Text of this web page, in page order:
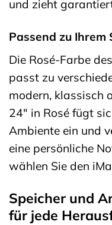
und zieht
Passend zu Ihrem
Die Rosé-Farbe
passt zu
modern, klassisch
24″ in Rosé fügt
Ambiente ein und
eine persönliche
wählen Sie den
Speicher und
für jede